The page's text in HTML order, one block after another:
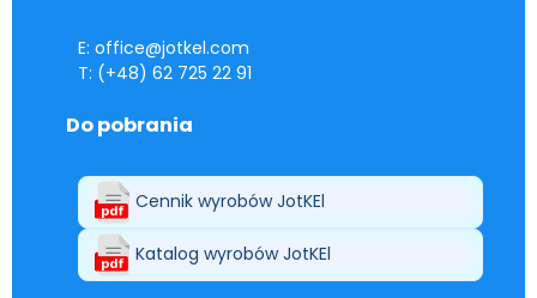
E: office@jotkel.com
T: (+48) 62 725 22 91
Do pobrania
Cennik wyrobów JotKEl
Katalog wyrobów JotKEl